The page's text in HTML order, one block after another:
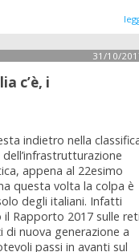
31/10/
c’è, i
indietro nella
appena al 22esimo
questa volta la colpa è
degli italiani. Infatti
il Rapporto 2017 sulle
di nuova generazione a
passi in avanti sul